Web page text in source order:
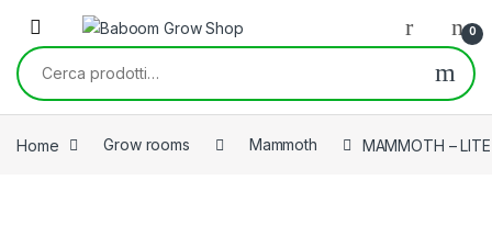
Skip to navigation
Skip to content
0
Cerca:
Home Grow rooms Mammoth MAMMOTH –